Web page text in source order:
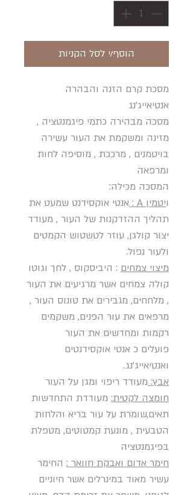
הוסף/י לסל הקניות
מסכת קרם הזנה והבהרה
אנטיאייג'נג
מסכה מבהירה כתמי פיגמנטציה ,
מזינה ומשקמת את העור עשירה
בויטמנים , מרככת , מוסיפה לחות
ומרפאה
המסכה מכילה:
ויטמין A :
אנטי אוקסידנט שמעט את
תהליך ההזדקנות של העור , מעודד
יצור קולגן, עוזר לטשטוש הקמטים
ולעור נפול.
מיצוי צמחים : היביסקוס , לחך וגוטו
קולה צמחים אשר מרגיעים את העור
, מלחחים, מגבירים את טונוס העור ,
מרפאים את עור הפנים, משקמים
רקמות ומחדשים את העור
פועלים כ אנטי אוקסידנטים
ואנטיאייג'נג.
אבץ: מעודד ריפוי ומגן על העור
חומצה לקטית: מעודדת התחדשות
תאים,שומרת על עור בריא והלחות
הטבעית , מונעת קמטוטים, מטפלת
בפיגמנטציה
חימר אדום ואבקת חוואר : החימר
עשיר מאוד במינרלים אשר חיוניים